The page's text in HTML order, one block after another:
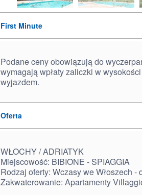
First Minute
Podane ceny obowiązują do
wymagają wpłaty zaliczki w
wyjazdem.
Oferta
WŁOCHY / ADRIATYK
Miejscowość: BIBIONE - SPIAGGIA
Rodzaj oferty: Wczasy we Włoszech -
Zakwaterowanie: Apartamenty